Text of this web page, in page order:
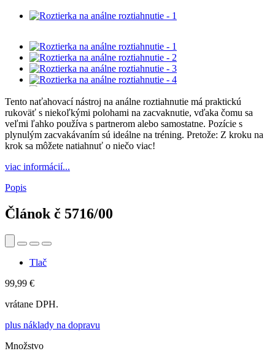
Tento naťahovací nástroj na análne roztiahnutie má praktickú
rukoväť s niekoľkými polohami na zacvaknutie, vďaka čomu sa
veľmi ľahko používa s partnerom alebo samostatne. Pozície s
plynulým zacvakávaním sú ideálne na tréning. Pretože: Z kroku na
krok sa môžete natiahnuť o niečo viac!
viac informácií...
Popis
Článok č 5716/00
Tlač
99,99 €
vrátane DPH.
plus náklady na dopravu
Množstvo